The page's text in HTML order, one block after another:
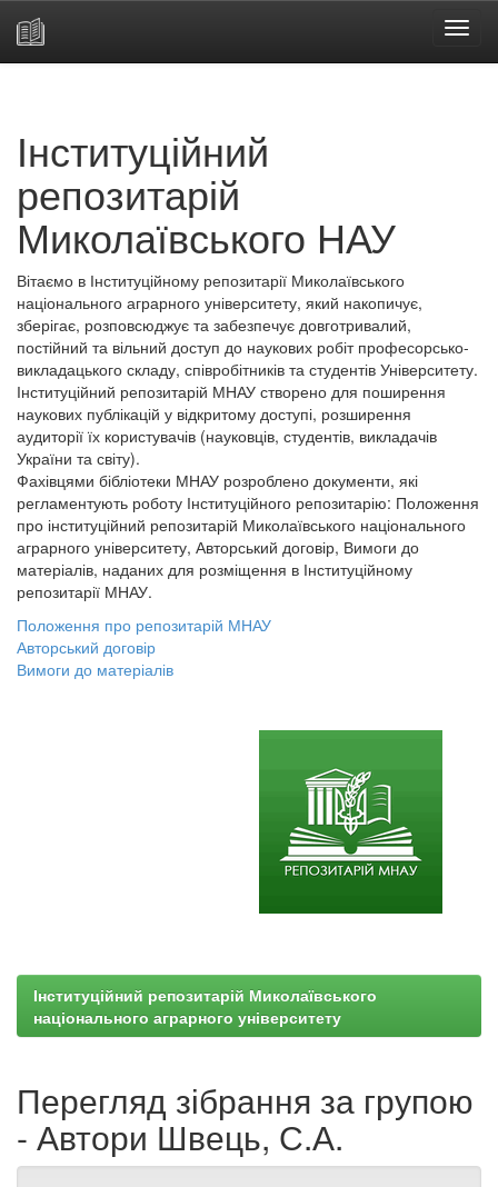
Інституційний
репозитарій
Миколаївського НАУ
Вітаємо в Інституційному репозитарії Миколаївського
національного аграрного університету, який накопичує,
зберігає, розповсюджує та забезпечує довготривалий,
постійний та вільний доступ до наукових робіт професорсько-
викладацького складу, співробітників та студентів Університету.
Інституційний репозитарій МНАУ створено для поширення
наукових публікацій у відкритому доступі, розширення
аудиторії їх користувачів (науковців, студентів, викладачів
України та світу).
Фахівцями бібліотеки МНАУ розроблено документи, які
регламентують роботу Інституційного репозитарію: Положення
про інституційний репозитарій Миколаївського національного
аграрного університету, Авторський договір, Вимоги до
матеріалів, наданих для розміщення в Інституційному
репозитарії МНАУ.
Положення про репозитарій МНАУ
Авторський договір
Вимоги до матеріалів
Інституційний репозитарій Миколаївського
національного аграрного університету
Перегляд зібрання за групою
- Автори Швець, С.А.